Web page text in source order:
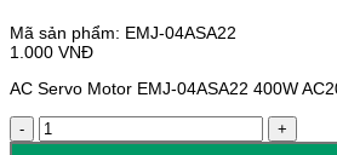
Mã sản phẩm: EMJ-04ASA22
1.000 VNĐ
AC Servo Motor EMJ-04ASA22 400W
AC
Servo